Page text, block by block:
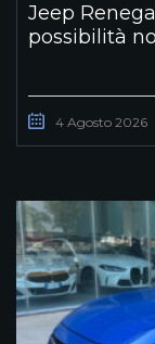
Jeep
possibilità
4 Agosto 2026